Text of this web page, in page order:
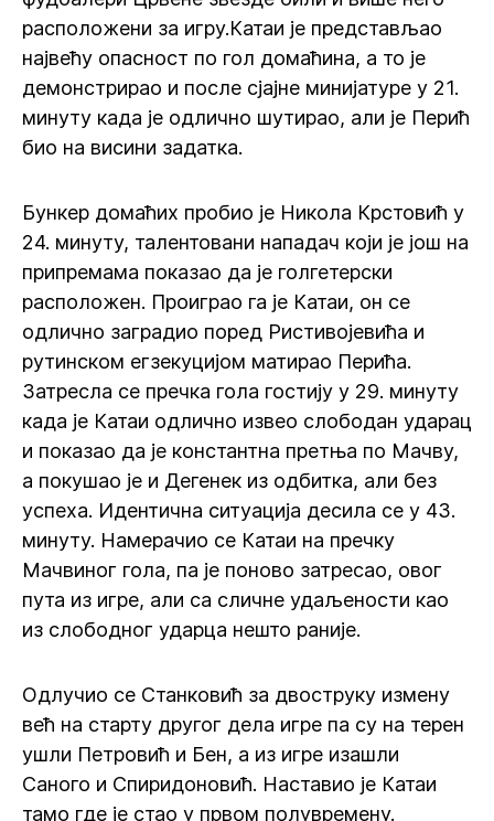
расположени за игру.Катаи је представљао
највећу опасност по гол домаћина, а то је
демонстрирао и после сјајне минијатуре у 21.
минуту када је одлично шутирао, али је Перић
био на висини задатка.
Бункер домаћих пробио је Никола Крстовић у
24. минуту, талентовани нападач који је још на
припремама показао да је голгетерски
расположен. Проиграо га је Катаи, он се
одлично заградио поред Ристивојевића и
рутинском егзекуцијом матирао Перића.
Затресла се пречка гола гостију у 29. минуту
када је Катаи одлично извео слободан ударац
и показао да је константна претња по Мачву,
а покушао је и Дегенек из одбитка, али без
успеха. Идентична ситуација десила се у 43.
минуту. Намерачио се Катаи на пречку
Мачвиног гола, па је поново затресао, овог
пута из игре, али са сличне удаљености као
из слободног ударца нешто раније.
Одлучио се Станковић за двоструку измену
већ на старту другог дела игре па су на терен
ушли Петровић и Бен, а из игре изашли
Саного и Спиридоновић. Наставио је Катаи
тамо где је стао у првом полувремену.